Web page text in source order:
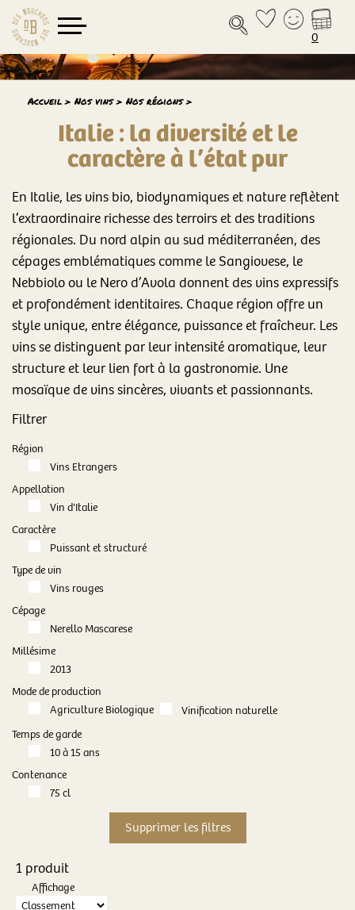
0
Accueil> Nos vins> Nos régions>
Italie : la diversité et le
caractère à l’état pur
En Italie, les vins bio, biodynamiques et nature reflètent
l’extraordinaire richesse des terroirs et des traditions
régionales. Du nord alpin au sud méditerranéen, des
cépages emblématiques comme le Sangiovese, le
Nebbiolo ou le Nero d’Avola donnent des vins expressifs
et profondément identitaires. Chaque région offre un
style unique, entre élégance, puissance et fraîcheur. Les
vins se distinguent par leur intensité aromatique, leur
structure et leur lien fort à la gastronomie. Une
mosaïque de vins sincères, vivants et passionnants.
Filtrer
Région
Vins Etrangers
Appellation
Vin d'Italie
Caractère
Puissant et structuré
Type de vin
Vins rouges
Cépage
Nerello Mascarese
Millésime
2013
Mode de production
Agriculture Biologique
Vinification naturelle
Temps de garde
10 à 15 ans
Contenance
75 cl
1 produit
Affichage